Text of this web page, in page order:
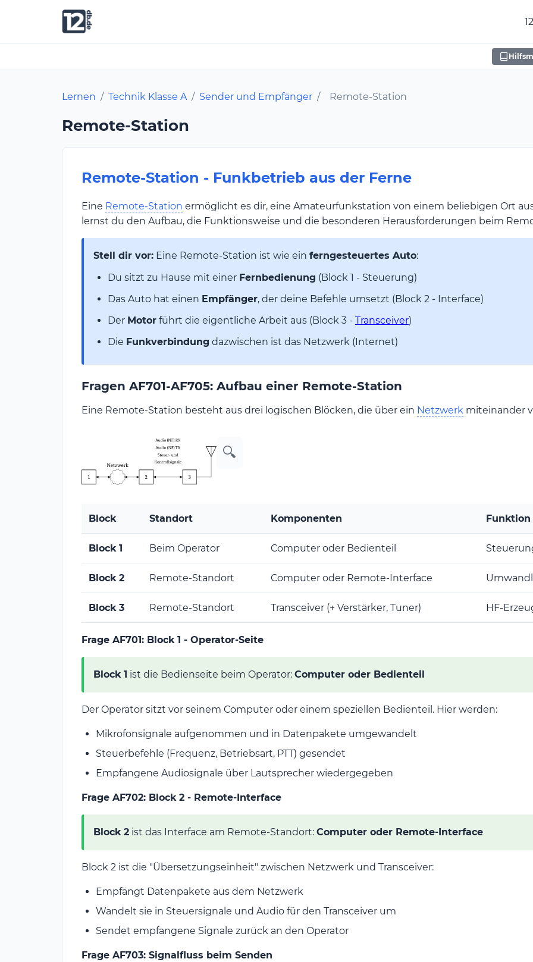
Lernen / Technik Klasse A / Sender und Empfänger / Remote-Station
Remote-Station
Remote-Station - Funkbetrieb aus der Ferne
Eine Remote-Station ermöglicht es dir, eine Amateurfunkstation von einem beliebigen Ort
lernst du den Aufbau, die Funktionsweise und die besonderen Herausforderungen beim
Stell dir vor: Eine Remote-Station ist wie ein ferngesteuertes Auto:
Du sitzt zu Hause mit einer Fernbedienung (Block 1 - Steuerung)
Das Auto hat einen Empfänger, der deine Befehle umsetzt (Block 2 - Interface)
Der Motor führt die eigentliche Arbeit aus (Block 3 - Transceiver)
Die Funkverbindung dazwischen ist das Netzwerk (Internet)
Fragen AF701-AF705: Aufbau einer Remote-Station
Eine Remote-Station besteht aus drei logischen Blöcken, die über ein Netzwerk miteinander
🔍
Block Standort Komponenten Funktion
Block 1 Beim Operator Computer oder Bedienteil
Block 2 Remote-Standort Computer oder Remote-Interface
Block 3 Remote-Standort Transceiver (+ Verstärker, Tuner) HF-
Frage AF701: Block 1 - Operator-Seite
Block 1 ist die Bedienseite beim Operator: Computer oder Bedienteil
Der Operator sitzt vor seinem Computer oder einem speziellen Bedienteil. Hier werden:
Mikrofonsignale aufgenommen und in Datenpakete umgewandelt
Steuerbefehle (Frequenz, Betriebsart, PTT) gesendet
Empfangene Audiosignale über Lautsprecher wiedergegeben
Frage AF702: Block 2 - Remote-Interface
Block 2 ist das Interface am Remote-Standort: Computer oder Remote-Interface
Block 2 ist die "Übersetzungseinheit" zwischen Netzwerk und Transceiver:
Empfängt Datenpakete aus dem Netzwerk
Wandelt sie in Steuersignale und Audio für den Transceiver um
Sendet empfangene Signale zurück an den Operator
Frage AF703: Signalfluss beim Senden